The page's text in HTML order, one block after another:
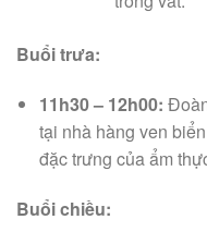
Buổi trưa:
11h30 – 12h00:
tại nhà hàng ven
đặc trưng của ẩm
Buổi chiều: